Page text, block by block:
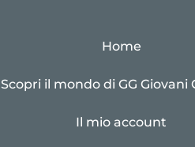
Home
Scopri il mondo di GG Giovani
Il mio account